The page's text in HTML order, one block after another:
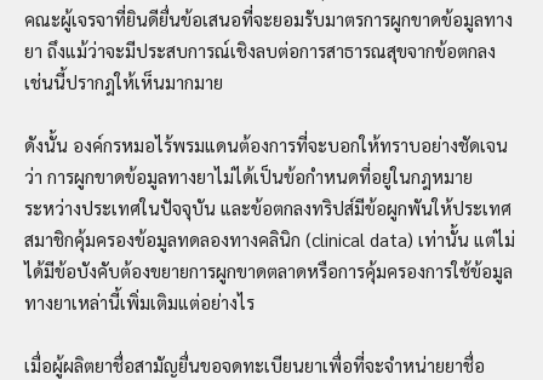
คณะผู้เจรจาที่ยินดียื่นข้อเสนอที่จะยอมรับมาตรการผูกขาดข้อมูลทาง
ยา ถึงแม้ว่าจะมีประสบการณ์เชิงลบต่อการสาธารณสุขจากข้อตกลง
เช่นนี้ปรากฎให้เห็นมากมาย
ดังนั้น องค์กรหมอไร้พรมแดนต้องการที่จะบอกให้ทราบอย่างชัดเจน
ว่า การผูกขาดข้อมูลทางยาไม่ได้เป็นข้อกำหนดที่อยู่ในกฎหมาย
ระหว่างประเทศในปัจจุบัน และข้อตกลงทริปส์มีข้อผูกพันให้ประเทศ
สมาชิกคุ้มครองข้อมูลทดลองทางคลินิก (clinical data) เท่านั้น แต่ไม่
ได้มีข้อบังคับต้องขยายการผูกขาดตลาดหรือการคุ้มครองการใช้ข้อมูล
ทางยาเหล่านี้เพิ่มเติมแต่อย่างไร
เมื่อผู้ผลิตยาชื่อสามัญยื่นขอจดทะเบียนยาเพื่อที่จะจำหน่ายยาชื่อ